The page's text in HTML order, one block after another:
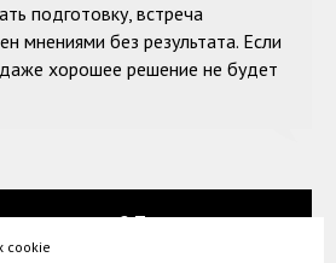
подготовку, встреча
мнениями без результата. Если
хорошее решение не будет
инструмент? Только
менеджеру тоже?
cookie